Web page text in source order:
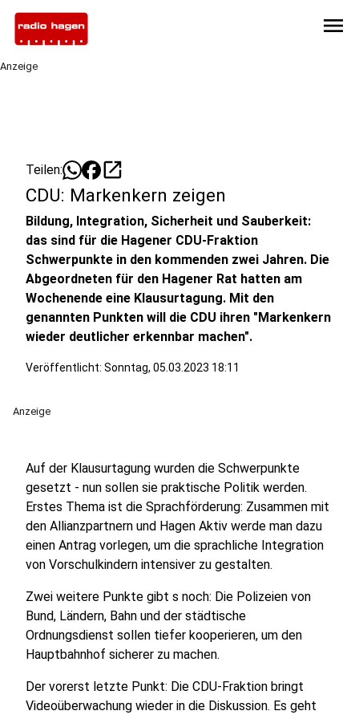
menu
Anzeige
Teilen: open_in_new
CDU: Markenkern zeigen
Bildung, Integration, Sicherheit und Sauberkeit:
das sind für die Hagener CDU-Fraktion
Schwerpunkte in den kommenden zwei Jahren. Die
Abgeordneten für den Hagener Rat hatten am
Wochenende eine Klausurtagung. Mit den
genannten Punkten will die CDU ihren "Markenkern
wieder deutlicher erkennbar machen".
Veröffentlicht: Sonntag, 05.03.2023 18:11
Anzeige
Auf der Klausurtagung wurden die Schwerpunkte
gesetzt - nun sollen sie praktische Politik werden.
Erstes Thema ist die Sprachförderung: Zusammen mit
den Allianzpartnern und Hagen Aktiv werde man dazu
einen Antrag vorlegen, um die sprachliche Integration
von Vorschulkindern intensiver zu gestalten.
Zwei weitere Punkte gibt s noch: Die Polizeien von
Bund, Ländern, Bahn und der städtische
Ordnungsdienst sollen tiefer kooperieren, um den
Hauptbahnhof sicherer zu machen.
Der vorerst letzte Punkt: Die CDU-Fraktion bringt
Videoüberwachung wieder in die Diskussion. Es geht